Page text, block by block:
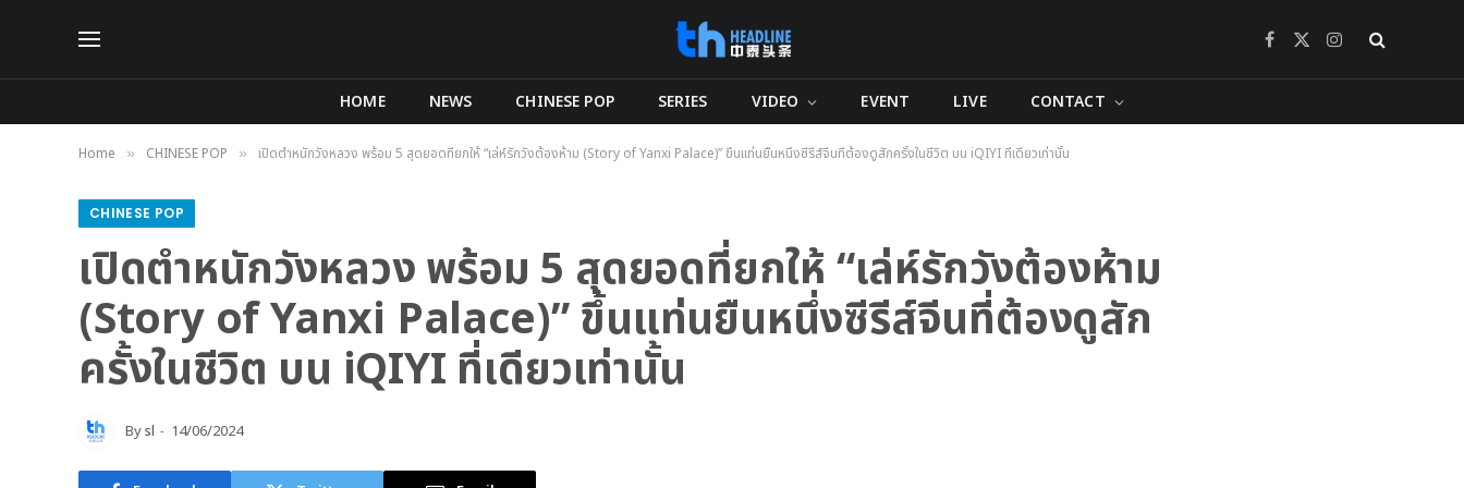
Facebook
X
Instagram
HOME NEWS CHINESE POP SERIES VIDEO EVENT LIVE CONTACT
Home » CHINESE POP » เปิดตำหนักวังหลวง พร้อม 5 สุดยอดที่ยกให้ “เล่ห์รักวังต้องห้าม (Story of Yanxi Palace)” ขึ้นแท่นยืนหนึ่งซีรีส์จีนที่ต้องดูสักครั้งในชีวิต บน iQIYI ที่เดียวเท่านั้น
CHINESE POP
เปิดตำหนักวังหลวง พร้อม 5 สุดยอดที่ยกให้ “เล่ห์รักวังต้องห้าม
(Story of Yanxi Palace)” ขึ้นแท่นยืนหนึ่งซีรีส์จีนที่ต้องดูสัก
ครั้งในชีวิต บน iQIYI ที่เดียวเท่านั้น
Bysl 14/06/2024